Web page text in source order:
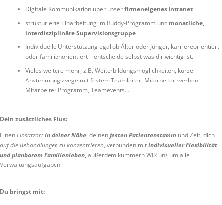
Digitale Kommunikation über unserfirmeneigenes Intranet
strukturierte Einarbeitung im Buddy-Programm und monatliche,
interdisziplinäre Supervisionsgruppe
Individuelle Unterstützung egal ob Älter oder Jünger, karriereorientiert
oder familienorientiert – entscheide selbst was dir wichtig ist.
Vieles weitere mehr, z.B. Weiterbildungsmöglichkeiten, kurze
Abstimmungswege mit festem Teamleiter, Mitarbeiter-werben-
Mitarbeiter Programm, Teamevents…
Dein zusätzliches Plus:
EinenEinsatzortin deiner Nähe, deinenfesten Patientenstamm und Zeit, dich
auf die Behandlungen zu konzentrieren, verbunden mitindividueller Flexibilität
und planbarem Familienleben,außerdem kümmern WIR uns um alle
Verwaltungsaufgaben
Du bringst mit: